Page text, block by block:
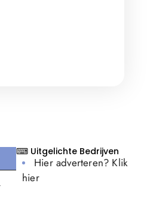
⌨ Uitgelichte Bedrijven
Hier adverteren? Klik
hier